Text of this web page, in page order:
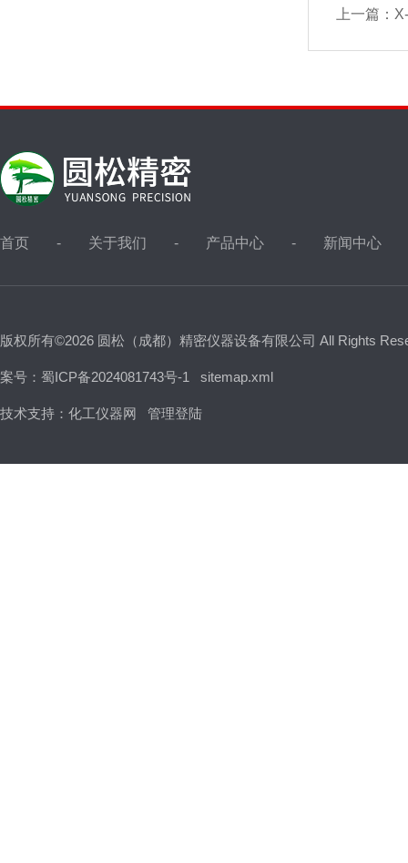
上一篇：
首页 关于我们 产品中心 新闻中心
版权所有©2026 圆松（成都）精密仪器设备有限公司 All Rights
案号：蜀ICP备2024081743号-1 sitemap.xml
技术支持： 化工仪器网 管理登陆